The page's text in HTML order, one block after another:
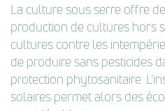
La culture sous serre offre
production de cultures hors
cultures contre les
de produire sans pesticides
protection phytosanitaire.
solaires permet alors des